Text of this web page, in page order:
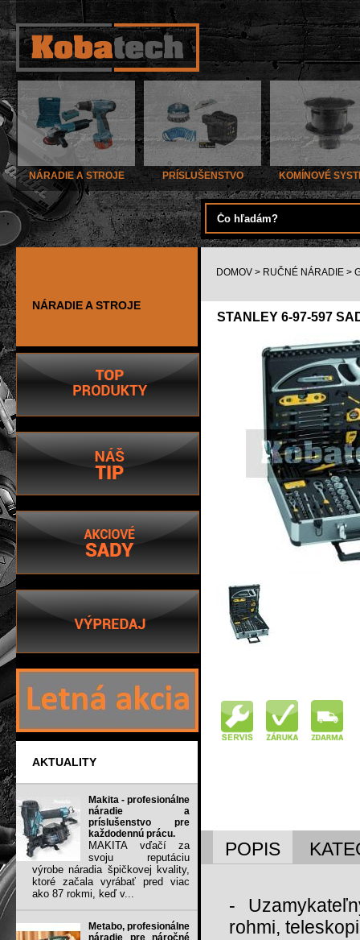
NÁRADIE A STROJE PRÍSLUŠENSTVO KOMÍNOVÉ
NÁRADIE A STROJE
AKTUALITY
Makita - profesionálne
náradie a
príslušenstvo pre
každodennú prácu.
MAKITA vďačí za
svoju reputáciu
výrobe náradia špičkovej kvality,
ktoré začala vyrábať pred viac
ako 87 rokmi, keď v...
Metabo, profesionálne
DOMOV > RUČNÉ NÁRADIE >
STANLEY 6-97-597
POPIS
-
rohmi,